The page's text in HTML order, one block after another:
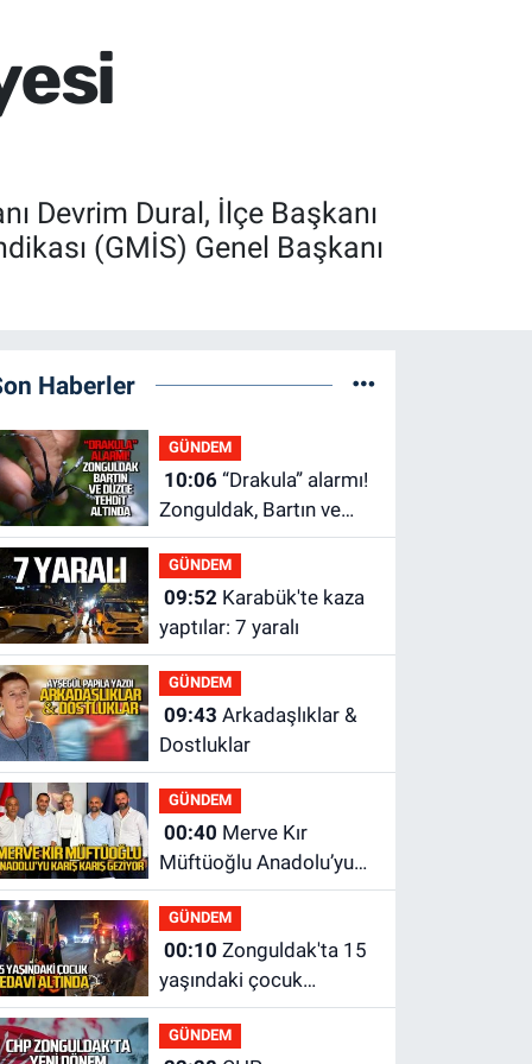
Devrim Dural, İlçe Başkanı
(GMİS) Genel Başkanı
Haberler
GÜNDEM
10:06“Drakula” alarmı!
Zonguldak, Bartın ve
Düzce tehdit altında
GÜNDEM
09:52Karabük'te kaza
yaptılar: 7 yaralı
GÜNDEM
09:43
Dostluklar
GÜNDEM
00:40
Müftüoğlu Anadolu’yu
karış karış geziyor, yeni
yapılanmaları
şekillendiriyor
GÜNDEM
00:10
yaşındaki çocuk
yaralandı
GÜNDEM